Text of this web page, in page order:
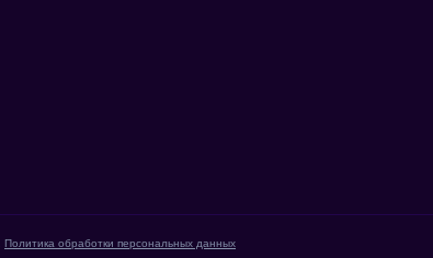
Политика обработки персональных данных